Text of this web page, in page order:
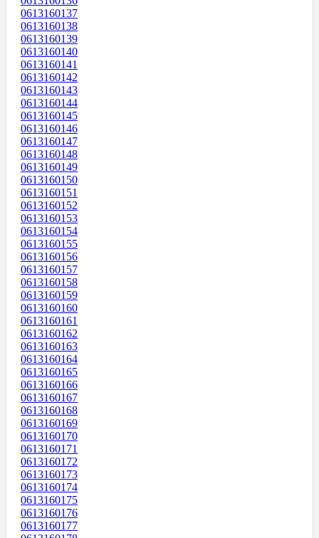
0613160137
0613160138
0613160139
0613160140
0613160141
0613160142
0613160143
0613160144
0613160145
0613160146
0613160147
0613160148
0613160149
0613160150
0613160151
0613160152
0613160153
0613160154
0613160155
0613160156
0613160157
0613160158
0613160159
0613160160
0613160161
0613160162
0613160163
0613160164
0613160165
0613160166
0613160167
0613160168
0613160169
0613160170
0613160171
0613160172
0613160173
0613160174
0613160175
0613160176
0613160177